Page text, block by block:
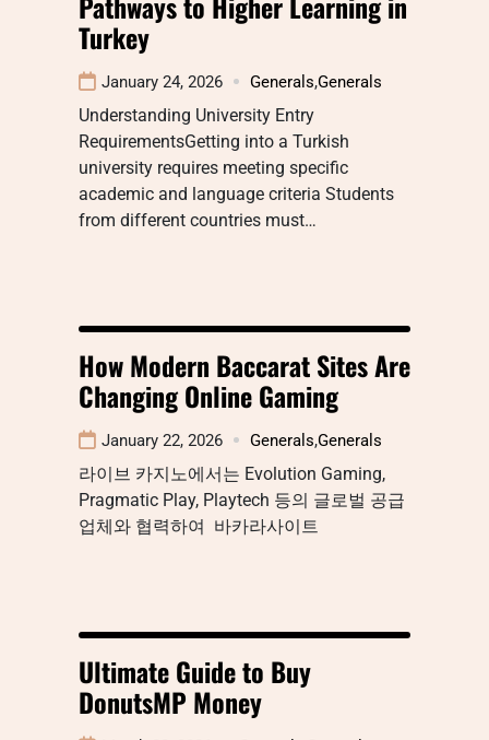
Turkey
January 24, 2026 Generals,Generals
Understanding University Entry
RequirementsGetting into a Turkish
university requires meeting specific
academic and language criteria Students
from different countries must…
How Modern Baccarat Sites Are
Changing Online Gaming
January 22, 2026 Generals,Generals
라이브 카지노에서는 Evolution Gaming,
Pragmatic Play, Playtech 등의 글로벌 공급
업체와 협력하여 바카라사이트
Ultimate Guide to Buy
DonutsMP Money